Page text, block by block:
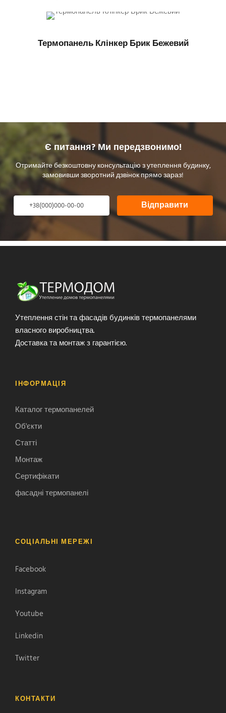
Термопанель Клінкер Брик Бежевий
Є питання? Ми передзвонимо!
Отримайте безкоштовну консультацію з утеплення будинку,
замовивши зворотний дзвінок прямо зараз!
Відправити
Утеплення стін та фасадів будинків термопанелями
власного виробництва.
Доставка та монтаж з гарантією.
ІНФОРМАЦІЯ
Каталог термопанелей
Об'єкти
Статті
Монтаж
Сертифікати
фасадні термопанелі
СОЦІАЛЬНІ МЕРЕЖІ
Facebook
Instagram
Youtube
Linkedin
Twitter
КОНТАКТИ